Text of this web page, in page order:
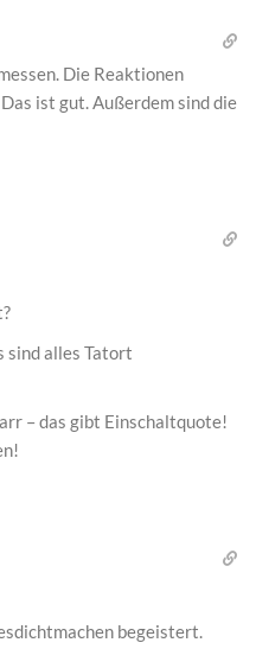
Die Reaktionen
ist gut. Außerdem sind die
sind alles Tatort
– das gibt Einschaltquote!
begeistert.